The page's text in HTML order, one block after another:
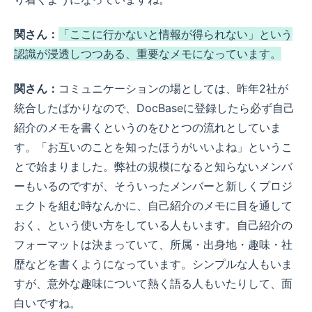
関さん：
「ここに行かないと情報が得られない」という
認識が浸透しつつある、重要なメモになっています。
関さん： コミュニケーションの場としては、昨年2社が
統合したばかりなので、DocBaseに登録したら必ず自己
紹介のメモを書くというのをひとつの流れとしていま
す。「お互いのことを知ったほうがいいよね」というこ
とで始まりました。弊社の規模になると知らないメンバ
ーもいるのですが、そういったメンバーと新しくプロジ
ェクトを組む時なんかに、自己紹介のメモに目を通して
おく、という使い方をしている人もいます。自己紹介の
フォーマットは決まっていて、所属・出身地・趣味・社
歴などを書くようになっています。シンプルな人もいま
すが、意外な趣味について熱く語る人もいたりして、面
白いですね。